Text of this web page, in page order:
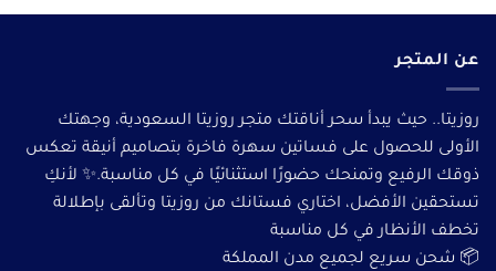
عن المتجر
روزيتا.. حيث يبدأ سحر أناقتك متجر روزيتا السعودية، وجهتك
الأولى للحصول على فساتين سهرة فاخرة بتصاميم أنيقة تعكس
ذوقك الرفيع وتمنحك حضورًا استثنائيًا في كل مناسبة.✨ لأنكِ
تستحقين الأفضل، اختاري فستانك من روزيتا وتألقى بإطلالة
تخطف الأنظار في كل مناسبة
📦 شحن سريع لجميع مدن المملكة